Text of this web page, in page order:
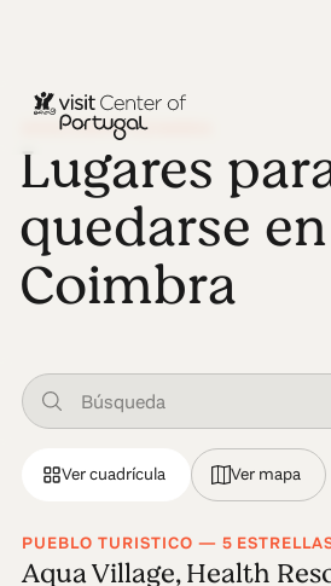
DESCUBRIR COIMBRA
Lugares
quedarse en
Coimbra
Ver cuadrícula Ver mapa
PUEBLO TURISTICO — 5
Aqua Village, Health